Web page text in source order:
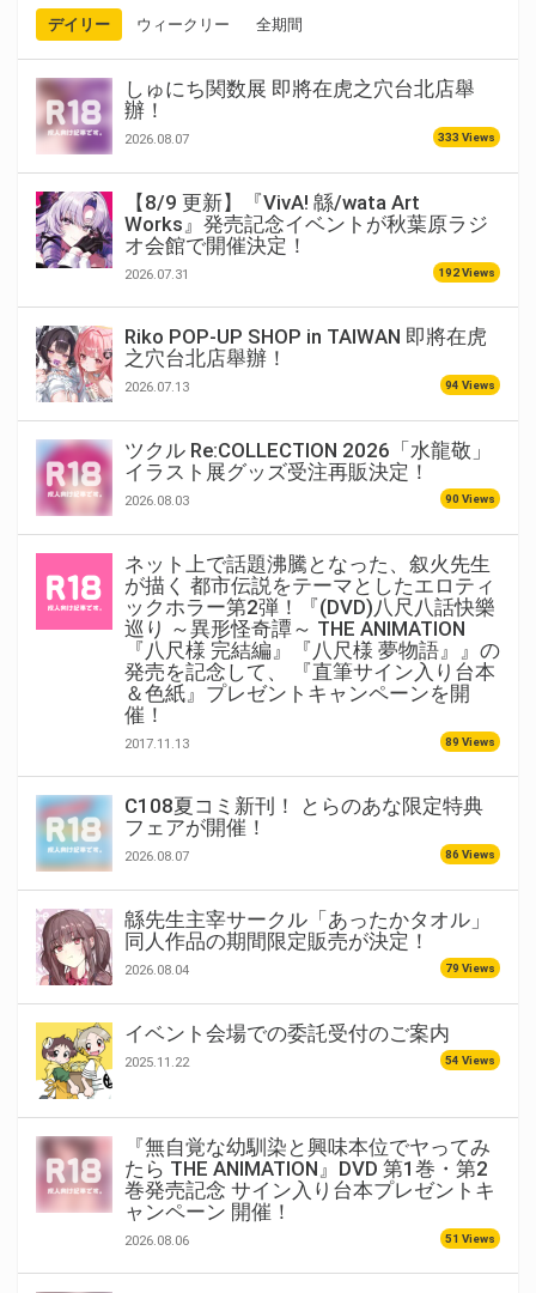
デイリー ウィークリー 全期間
しゅにち関数展 即將在虎之穴台北店舉
辦！
2026.08.07 333 Views
【8/9 更新】『VivA! 緜/wata Art
Works』発売記念イベントが秋葉原ラジ
オ会館で開催決定！
2026.07.31 192 Views
Riko POP-UP SHOP in TAIWAN 即將在虎
之穴台北店舉辦！
2026.07.13 94 Views
ツクル Re:COLLECTION 2026「水龍敬」
イラスト展グッズ受注再販決定！
2026.08.03 90 Views
ネット上で話題沸騰となった、叙火先生
が描く 都市伝説をテーマとしたエロティ
ックホラー第2弾！『(DVD)八尺八話快樂
巡り ～異形怪奇譚～ THE ANIMATION
『八尺様 完結編』『八尺様 夢物語』』の
発売を記念して、 『直筆サイン入り台本
＆色紙』プレゼントキャンペーンを開
催！
2017.11.13 89 Views
C108夏コミ新刊！ とらのあな限定特典
フェアが開催！
2026.08.07 86 Views
緜先生主宰サークル「あったかタオル」
同人作品の期間限定販売が決定！
2026.08.04 79 Views
イベント会場での委託受付のご案内
2025.11.22 54 Views
『無自覚な幼馴染と興味本位でヤってみ
たら THE ANIMATION』DVD 第1巻・第2
巻発売記念 サイン入り台本プレゼントキ
ャンペーン 開催！
2026.08.06 51 Views